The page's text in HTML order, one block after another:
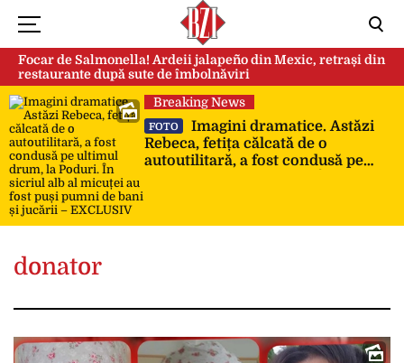
Focar de Salmonella! Ardeii jalapeño din Mexic, retrași din
restaurante după sute de îmbolnăviri
Breaking News
FOTO
Imagini dramatice. Astăzi
Rebeca, fetița călcată de o
autoutilitară, a fost condusă pe
donator